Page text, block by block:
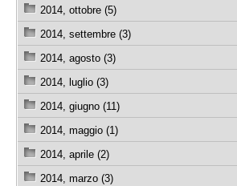
2014, ottobre (5)
2014, settembre (3)
2014, agosto (3)
2014, luglio (3)
2014, giugno (11)
2014, maggio (1)
2014, aprile (2)
2014, marzo (3)